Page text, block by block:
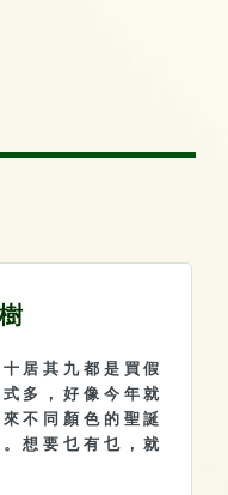
居 其 九 都 是 買 假
多 ， 好 像 今 年 就
不 同 顏 色 的 聖 誕
想 要 乜 有 乜 ， 就